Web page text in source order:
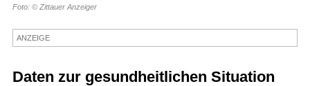
Foto: © Zittauer Anzeiger
ANZEIGE
Daten zur gesundheitlichen Situation